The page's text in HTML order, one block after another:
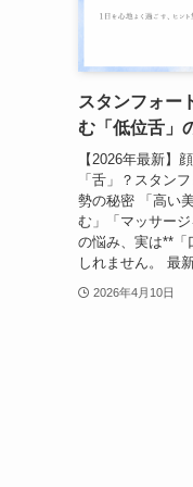
スタンフォー
む「低位舌」
【2026年最新】
「舌」？スタン
勢の秘密 「高い
む」「マッサー
の悩み、実は**「
しれません。 最
2026年4月10日